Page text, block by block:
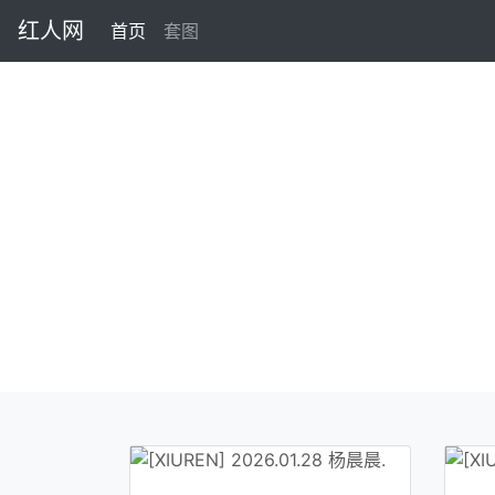
红人网 首页 (current)
套图